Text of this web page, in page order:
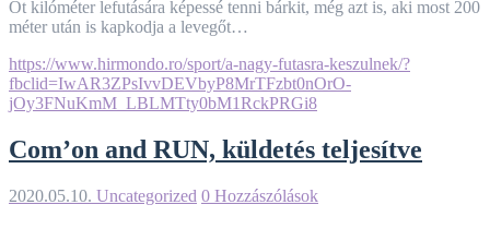
Öt kilóméter lefutására képessé tenni bárkit, még azt is, aki most 200
méter után is kapkodja a levegőt…
https://www.hirmondo.ro/sport/a-nagy-futasra-keszulnek/?
fbclid=IwAR3ZPsIvvDEVbyP8MrTFzbt0nOrO-
jOy3FNuKmM_LBLMTty0bM1RckPRGi8
Com’on and RUN, küldetés teljesítve
2020.05.10. Uncategorized 0 Hozzászólások